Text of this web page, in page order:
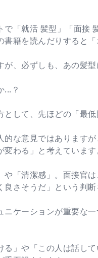
「就活 髪型」「面接
籍を読んだりすると
、必ずしも、あの髪
...？
して、先ほどの「最
的な意見ではあります
わる」と考えています
「清潔感」。面接官
さそうだ」という判断
ニケーションが重要な
」や「この人は話し